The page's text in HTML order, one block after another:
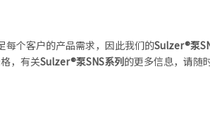
每个客户的产品需求，因此我们的Sulzer®泵
，有关Sulzer®泵SNS系列的更多信息，请随